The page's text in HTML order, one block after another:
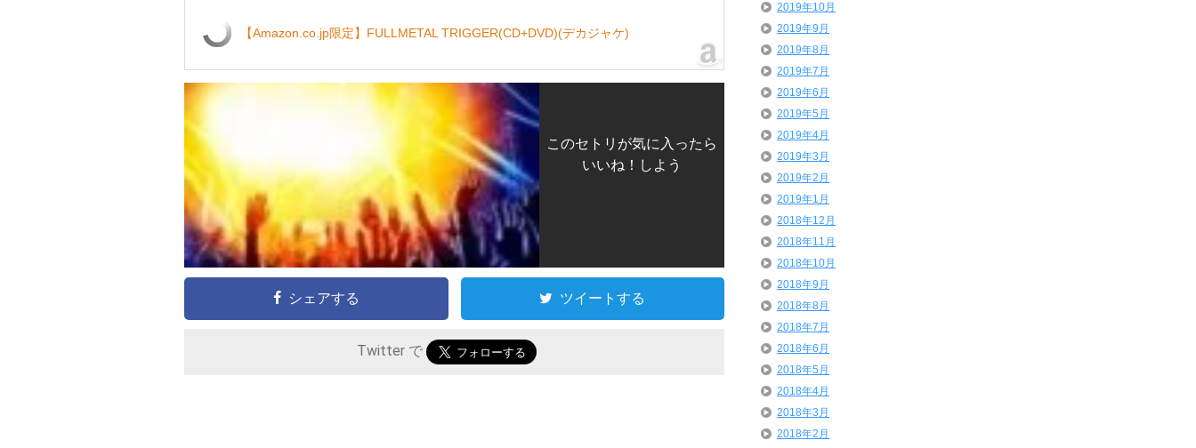
【Amazon.co.jp限定】FULLMETAL TRIGGER(CD+DVD)(デカジャケ)
このセトリが気に入ったら
いいね！しよう
シェアする ツイートする
Twitter で
2019年10月
2019年9月
2019年8月
2019年7月
2019年6月
2019年5月
2019年4月
2019年3月
2019年2月
2019年1月
2018年12月
2018年11月
2018年10月
2018年9月
2018年8月
2018年7月
2018年6月
2018年5月
2018年4月
2018年3月
2018年2月